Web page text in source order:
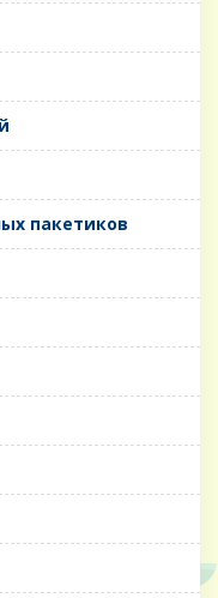
пакетиков